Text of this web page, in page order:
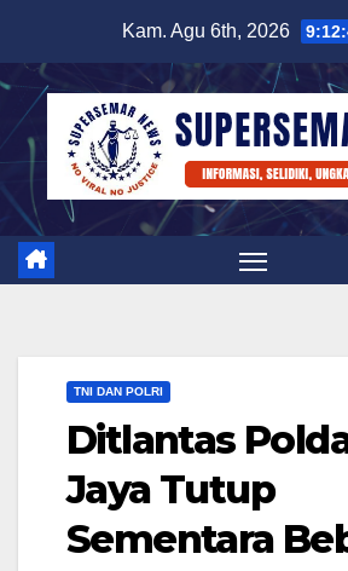
content
Kam. Agu 6th, 2026
TNI DAN POLRI
Ditlantas
Jaya Tutup
Sementara